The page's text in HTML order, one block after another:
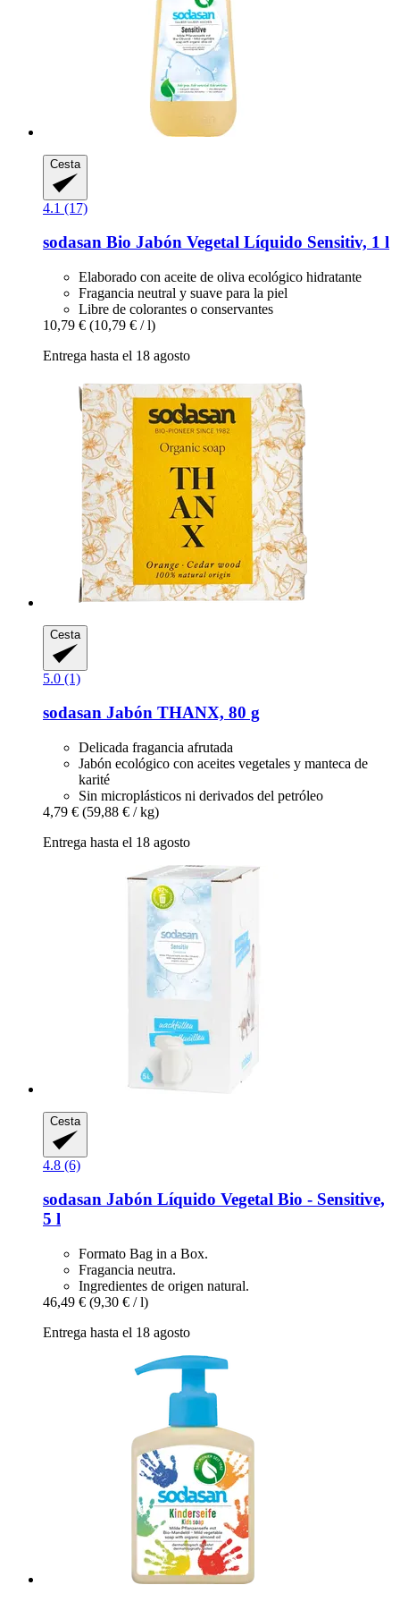
Cesta
4.1 (17)
sodasan Bio Jabón Vegetal Líquido Sensitiv, 1 l
Elaborado con aceite de oliva ecológico hidratante
Fragancia neutral y suave para la piel
Libre de colorantes o conservantes
10,79 € (10,79 € / l)
Entrega hasta el 18 agosto
Cesta
5.0 (1)
sodasan Jabón THANX, 80 g
Delicada fragancia afrutada
Jabón ecológico con aceites vegetales y manteca de
karité
Sin microplásticos ni derivados del petróleo
4,79 € (59,88 € / kg)
Entrega hasta el 18 agosto
Cesta
4.8 (6)
sodasan Jabón Líquido Vegetal Bio -​ Sensitive,
5 l
Formato Bag in a Box.
Fragancia neutra.
Ingredientes de origen natural.
46,49 € (9,30 € / l)
Entrega hasta el 18 agosto